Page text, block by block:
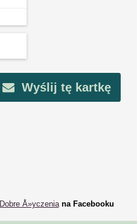
Wyślij tę kartkę
Dobre Å»yczeniana Facebooku